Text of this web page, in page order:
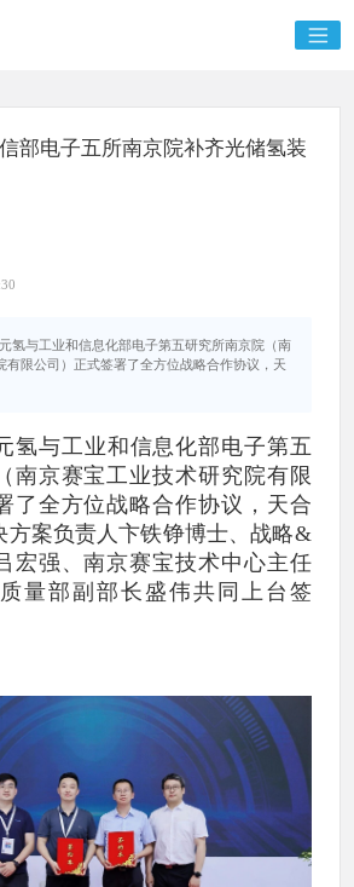
部电子五所南京院补齐光储氢装
氢与工业和信息化部电子第五研究所南京院（南
有限公司）正式签署了全方位战略合作协议，天
氢与工业和信息化部电子第五
南京赛宝工业技术研究院有限
了全方位战略合作协议，天合
方案负责人卞铁铮博士、战略&
宏强、南京赛宝技术中心主任
量部副部长盛伟共同上台签